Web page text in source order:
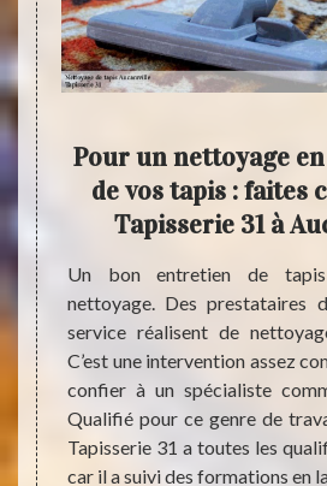
un
tapis
ce
Pour un nettoyage
de vos tapis : faites
Tapisserie 31 à
Un bon entretien de
nettoyage. Des prestataires
service réalisent de
C’est une intervention assez
confier à un spécialiste
Qualifié pour ce genre de
Tapisserie 31 a toutes les
car il a suivi des formations en